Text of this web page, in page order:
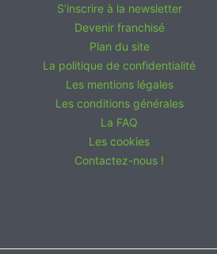
S’inscrire à la newsletter
Devenir franchisé
Plan du site
La politique de confidentialité
Les mentions légales
Les conditions générales
La FAQ
Les cookies
Contactez-nous !